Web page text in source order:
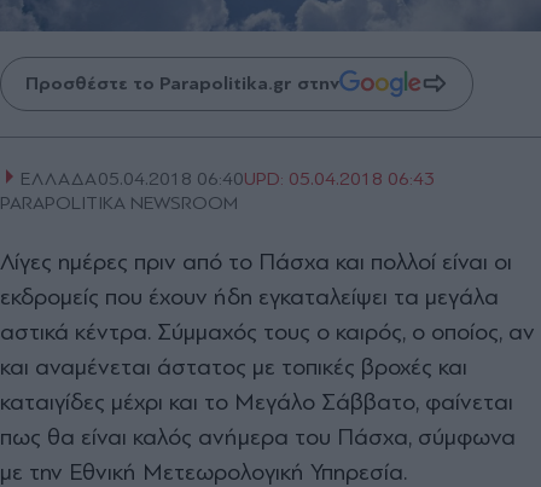
Προσθέστε το Parapolitika.gr στην
ΕΛΛΑΔΑ05.04.2018 06:40UPD: 05.04.2018 06:43
PARAPOLITIKA NEWSROOM
Λίγες ημέρες πριν από το Πάσχα και πολλοί είναι οι
εκδρομείς που έχουν ήδη εγκαταλείψει τα μεγάλα
αστικά κέντρα. Σύμμαχός τους ο καιρός, ο οποίος, αν
και αναμένεται άστατος με τοπικές βροχές και
καταιγίδες μέχρι και το Μεγάλο Σάββατο, φαίνεται
πως θα είναι καλός ανήμερα του Πάσχα, σύμφωνα
με την Εθνική Μετεωρολογική Υπηρεσία.